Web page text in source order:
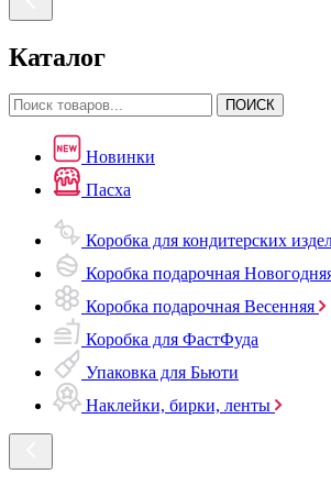
Каталог
ПОИСК
Новинки
Пасха
Коробка для кондитерских
Коробка подарочная
Коробка подарочная Весенняя
Коробка для ФастФуда
Упаковка для Бьюти
Наклейки, бирки, ленты